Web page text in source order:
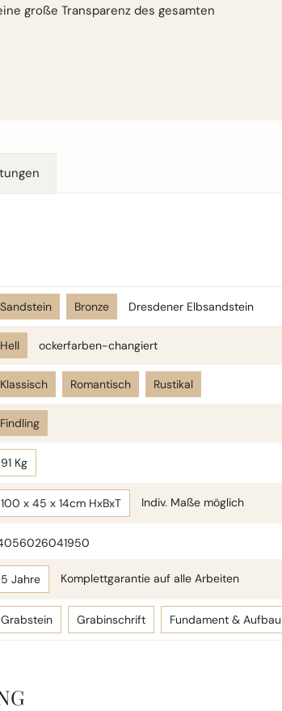
große Transparenz des gesamten
Sandstein Bronze Dresdener Elbsandstein
Hell ockerfarben-changiert
Klassisch Romantisch Rustikal
Findling
91 Kg
100 x 45 x 14cm HxBxT Indiv. Maße möglich
5 Jahre Komplettgarantie auf alle Arbeiten
Grabstein Grabinschrift Fundament & Aufbau